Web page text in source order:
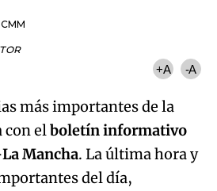
+A -A
más importantes de la
con elboletín informativo
Mancha. La última hora y
del día,